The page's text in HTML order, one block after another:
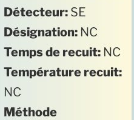
Détecteur: SE
Désignation: NC
Temps de recuit: NC
Température recuit:
NC
Méthode